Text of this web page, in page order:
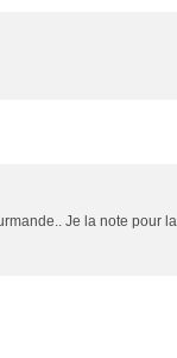
Je la note pour